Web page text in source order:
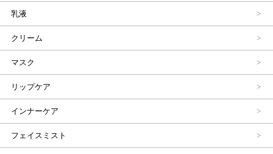
乳液
クリーム
マスク
リップケア
インナーケア
フェイスミスト